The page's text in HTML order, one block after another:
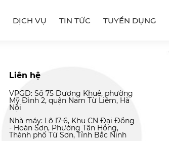
DỊCH VỤ TIN TỨC TUYỂN DỤNG
Liên hệ
VPGD: Số 75 Dương Khuê, phường
Mỹ Đình 2, quận Nam Từ Liêm, Hà
Nội
Nhà máy: Lô I7-6, Khu CN Đại Đồng
- Hoàn Sơn, Phường Tân Hồng,
Thành phố Từ Sơn, Tỉnh Bắc Ninh